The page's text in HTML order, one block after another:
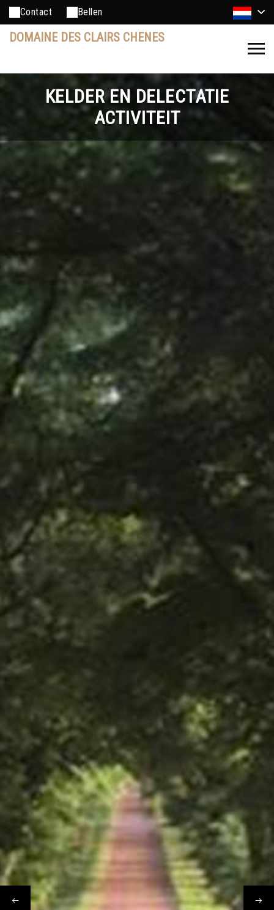
Contact Bellen
DOMAINE DES CLAIRS CHENES
KELDER EN DELECTATIE
ACTIVITEIT